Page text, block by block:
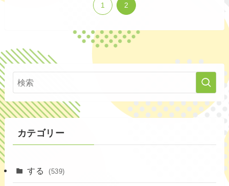
1 2
カテゴリー
する (539)